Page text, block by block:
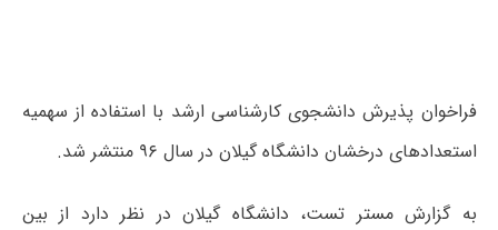
فراخوان پذیرش دانشجوی کارشناسی ارشد با استفاده از سهمیه
استعدادهای درخشان دانشگاه گیلان در سال ۹۶ منتشر شد.
به گزارش مستر تست، دانشگاه گیلان در نظر دارد از بین